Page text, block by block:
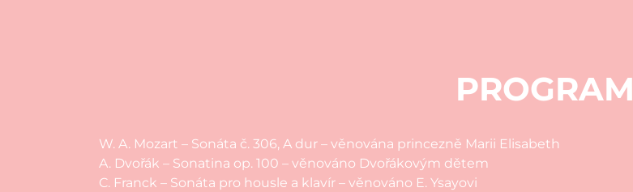
PROGRAM
W. A. Mozart – Sonáta č. 306, A dur – věnována princezně Marii Elisabeth
A. Dvořák – Sonatina op. 100 – věnováno Dvořákovým dětem
C. Franck – Sonáta pro housle a klavír – věnováno E. Ysayovi